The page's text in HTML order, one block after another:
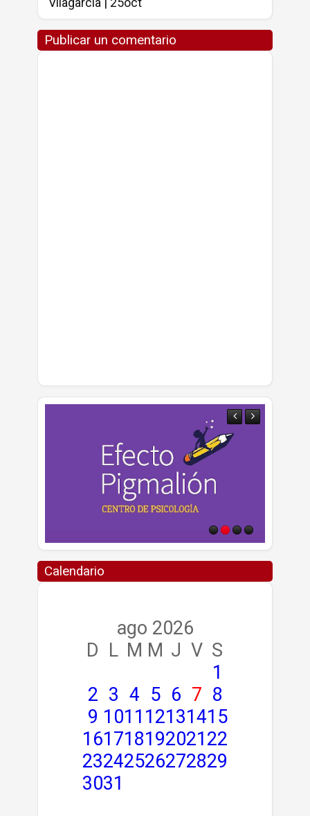
Publicar un comentario
Calendario
ago 2026
D L M M J V S
1
2 3 4 5 6 7 8
9 1011 12131415
16171819202122
23242526272829
3031